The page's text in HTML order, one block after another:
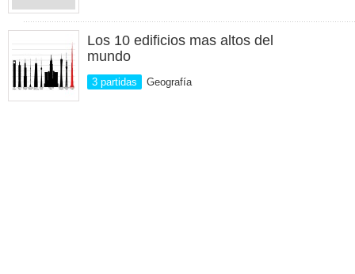
Los 10 edificios mas altos del
mundo
3 partidas Geografía